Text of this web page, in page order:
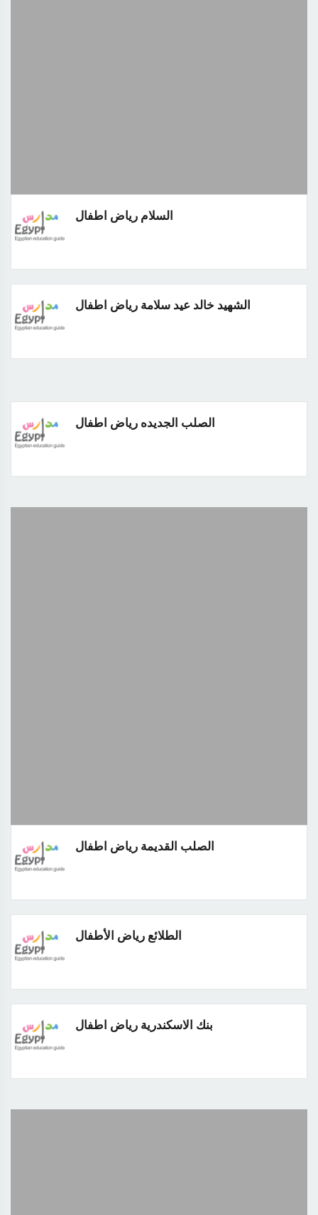
السلام رياض اطفال
الشهيد خالد عيد سلامة رياض اطفال
الصلب الجديده رياض اطفال
الصلب القديمة رياض اطفال
الطلائع رياض الأطفال
بنك الاسكندرية رياض اطفال